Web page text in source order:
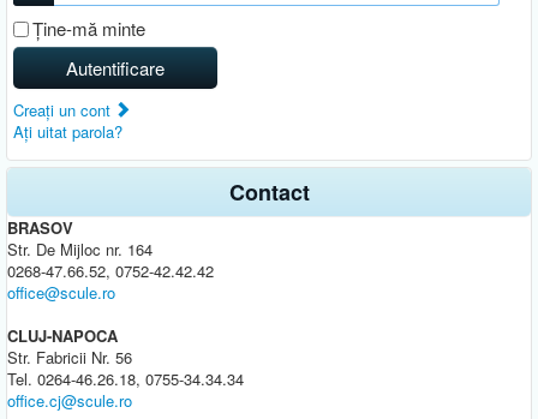
Ţine-mă minte
Autentificare
Creaţi un cont
Aţi uitat parola?
Contact
BRASOV
Str. De Mijloc nr. 164
0268-47.66.52, 0752-42.42.42
office@scule.ro
CLUJ-NAPOCA
Str. Fabricii Nr. 56
Tel. 0264-46.26.18, 0755-34.34.34
office.cj@scule.ro